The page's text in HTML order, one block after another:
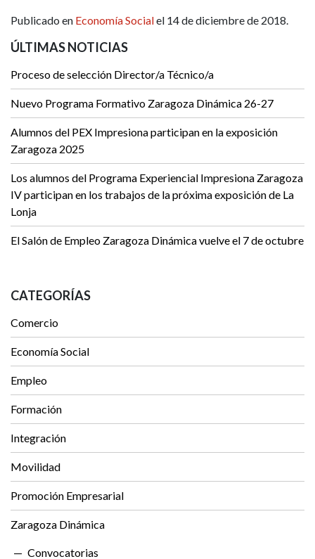
Publicado en Economía Socialel 14 de diciembre de 2018.
ÚLTIMAS NOTICIAS
Proceso de selección Director/a Técnico/a
Nuevo Programa Formativo Zaragoza Dinámica 26-27
Alumnos del PEX Impresiona participan en la exposición
Zaragoza 2025
Los alumnos del Programa Experiencial Impresiona Zaragoza
IV participan en los trabajos de la próxima exposición de La
Lonja
El Salón de Empleo Zaragoza Dinámica vuelve el 7 de octubre
CATEGORÍAS
Comercio
Economía Social
Empleo
Formación
Integración
Movilidad
Promoción Empresarial
Zaragoza Dinámica
Convocatorias